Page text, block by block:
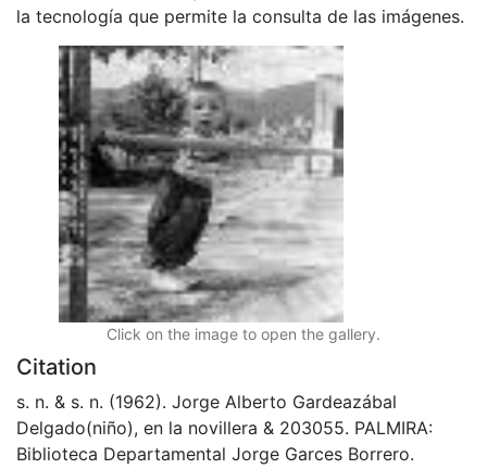
la tecnología que permite la consulta de las imágenes.
Click on the image to open the gallery.
Citation
s. n. & s. n. (1962). Jorge Alberto Gardeazábal
Delgado(niño), en la novillera & 203055. PALMIRA:
Biblioteca Departamental Jorge Garces Borrero.